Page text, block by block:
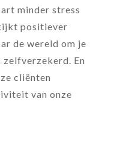
minder stress
positiever
de wereld om je
zelfverzekerd. En
cliënten
van onze